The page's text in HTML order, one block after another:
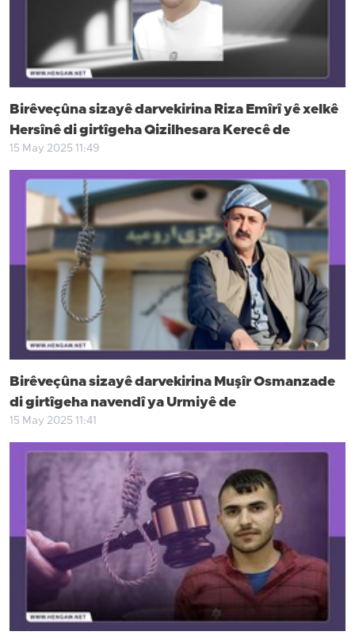
Birêveçûna sizayê darvekirina Riza Emîrî yê xelkê
Hersînê di girtîgeha Qizilhesara Kerecê de
15 May 2025 11:49
Birêveçûna sizayê darvekirina Muşîr Osmanzade
di girtîgeha navendî ya Urmiyê de
15 May 2025 11:41